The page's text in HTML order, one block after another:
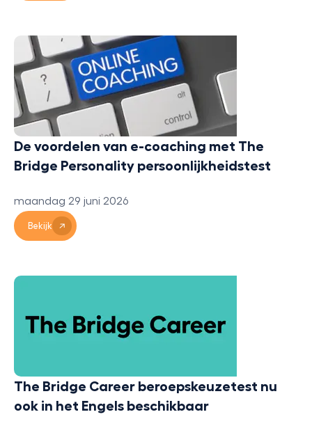
De voordelen van e-coaching met The
Bridge Personality persoonlijkheidstest
maandag 29 juni 2026
Bekijk
The Bridge Career beroepskeuzetest nu
ook in het Engels beschikbaar